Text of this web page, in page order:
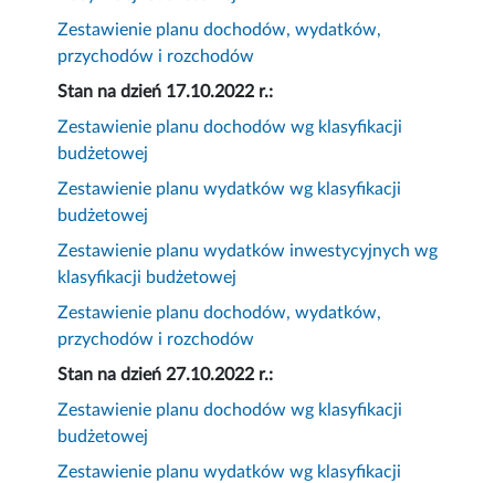
Zestawienie planu dochodów, wydatków,
przychodów i rozchodów
Stan na dzień 17.10.2022 r.:
Zestawienie planu dochodów wg klasyfikacji
budżetowej
Zestawienie planu wydatków wg klasyfikacji
budżetowej
Zestawienie planu wydatków inwestycyjnych wg
klasyfikacji budżetowej
Zestawienie planu dochodów, wydatków,
przychodów i rozchodów
Stan na dzień 27.10.2022 r.:
Zestawienie planu dochodów wg klasyfikacji
budżetowej
Zestawienie planu wydatków wg klasyfikacji